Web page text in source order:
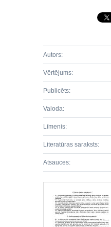
Autors:
Vērtējums:
Publicēts:
Valoda:
Līmenis:
Literatūras saraksts:
Atsauces: